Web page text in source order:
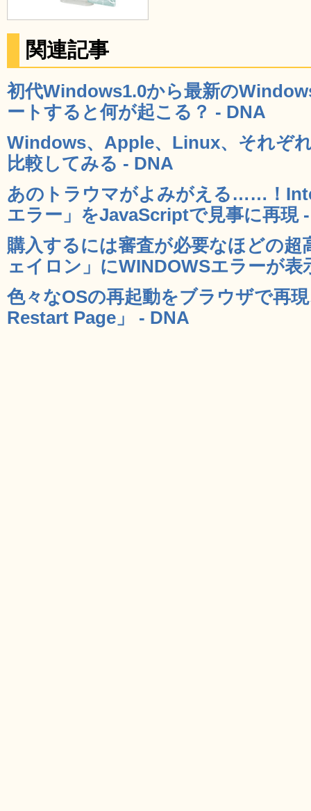
関連記事
初代Windows1.0から最新の
ートすると何が起こる？ - DNA
Windows、Apple、Linux、それぞ
比較してみる - DNA
あのトラウマがよみがえる……！
エラー」をJavaScriptで見事に再現
購入するには審査が必要なほどの超
ェイロン」にWINDOWSエラーが表
色々なOSの再起動をブラウザで再
Restart Page」 - DNA